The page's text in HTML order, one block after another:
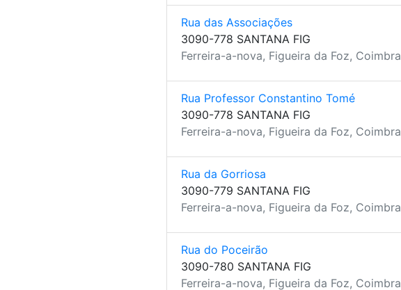
Rua das Associações
3090-778 SANTANA FIG
Ferreira-a-nova, Figueira da Foz, Coimbra
Rua Professor Constantino Tomé
3090-778 SANTANA FIG
Ferreira-a-nova, Figueira da Foz, Coimbra
Rua da Gorriosa
3090-779 SANTANA FIG
Ferreira-a-nova, Figueira da Foz, Coimbra
Rua do Poceirão
3090-780 SANTANA FIG
Ferreira-a-nova, Figueira da Foz, Coimbra